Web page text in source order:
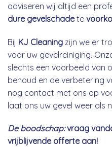
adviseren wij altijd een
dure gevelschadete
Bij KJ Cleaning zijn we er
voor uw gevelreiniging.
slechts een voorbeeld van
behoud en de verbetering
nog contact met ons op
laat ons uw gevel weer als
De boodschap:vraag
vrijblijvende offerte aan!